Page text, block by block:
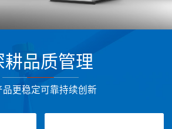
耕品质管理
品更稳定可靠持续创新